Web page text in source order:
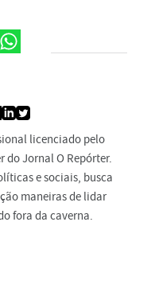
licenciado pelo
do Jornal O Repórter.
e sociais, busca
maneiras de lidar
fora da caverna.